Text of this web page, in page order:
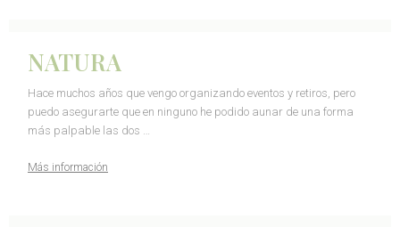
NATURA
Hace muchos años que vengo organizando eventos y retiros, pero
puedo asegurarte que en ninguno he podido aunar de una forma
más palpable las dos …
Más información